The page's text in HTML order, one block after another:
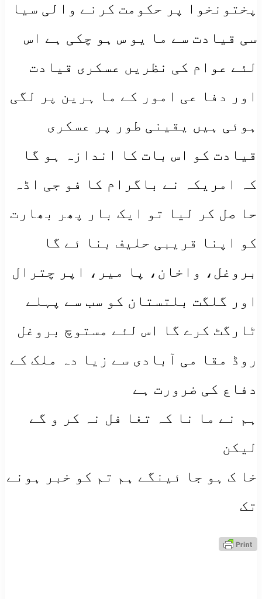
پختونخوا پر حکومت کرنے والی سیا
سی قیادت سے ما یو س ہو چکی ہے اس
لئے عوام کی نظریں عسکری قیادت
اور دفا عی امور کے ما ہرین پر لگی
ہوئی ہیں یقینی طور پر عسکری
قیادت کو اس بات کا اندازہ ہو گا
کہ امریکہ نے باگرام کا فو جی اڈہ
حا صل کر لیا تو ایک بار پھر بھارت
کو اپنا قریبی حلیف بنا ئے گا
بروغل، واخان، پا میر، اپر چترال
اور گلگت بلتستان کو سب سے پہلے
ٹارگٹ کرے گا اس لئے مستوچ بروغل
روڈ مقا می آبادی سے زیا دہ ملک کے
دفاع کی ضرورت ہے
ہم نے ما نا کہ تغا فل نہ کر و گے
لیکن
خا ک ہو جا ئینگے ہم تم کو خبر ہونے
تک